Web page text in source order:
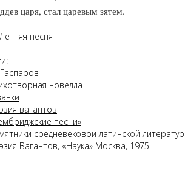
царя, стал царевым зятем.
Летняя песня
новелла
вагантов
песни»
средневековой латинской
Вагантов, «Наука» Москва, 1975